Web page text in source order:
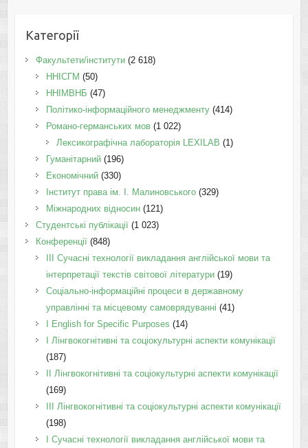
Категорії
Факультети/інститути(2 618)
ННІСГМ (50)
ННІМВНБ (47)
Політико-інформаційного менеджменту(414)
Романо-германських мов(1 022)
Лексикографічна лабораторія LEXILAB (1)
Гуманітарний(196)
Економічний(330)
Інститут права ім. І. Малиновського(329)
Міжнародних відносин(121)
Студентські публікації(1 023)
Конференції(848)
III Сучасні технології викладання англійської мови та
інтерпретації текстів світової літератури(19)
Соціально-інформаційні процеси в державному
управлінні та місцевому самоврядуванні (41)
І English for Specific Purposes (14)
I Лінгвокогнітивні та соціокультурні аспекти комунікації
(187)
IІ Лінгвокогнітивні та соціокультурні аспекти комунікації
(169)
IІI Лінгвокогнітивні та соціокультурні аспекти комунікації
(198)
I Cучасні технології викладання англійської мови та